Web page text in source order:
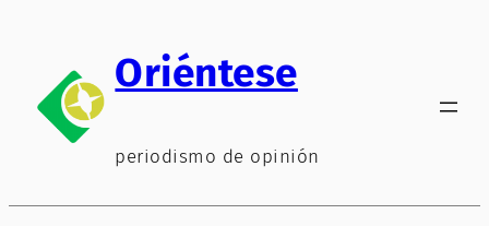
contenido
Oriéntese
periodismo de opinión